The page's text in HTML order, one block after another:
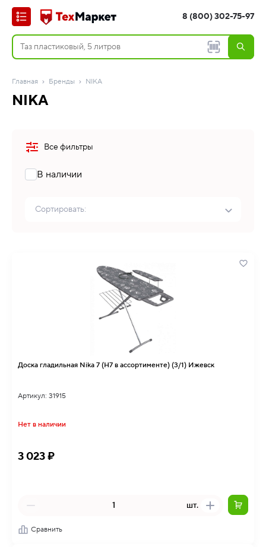
8 (800) 302-75-97
Главная Бренды NIKA
NIKA
Все фильтры
В наличии
Сортировать:
Доска гладильная Nika 7 (Н7 в ассортименте) (3/1) Ижевск
Артикул: 31915
Нет в наличии
3 023 ₽
шт.
Сравнить